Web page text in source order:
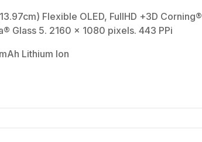
Flexible OLED, FullHD +3D Corning®
Glass 5. 2160 x 1080 pixels. 443 PPi
Lithium Ion